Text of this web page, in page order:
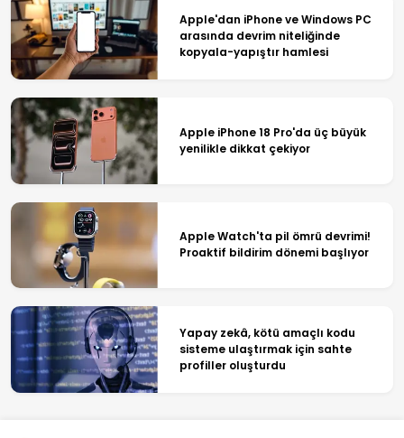
Apple'dan iPhone ve Windows PC
arasında devrim niteliğinde
kopyala-yapıştır hamlesi
Apple iPhone 18 Pro'da üç büyük
yenilikle dikkat çekiyor
Apple Watch'ta pil ömrü devrimi!
Proaktif bildirim dönemi başlıyor
Yapay zekâ, kötü amaçlı kodu
sisteme ulaştırmak için sahte
profiller oluşturdu